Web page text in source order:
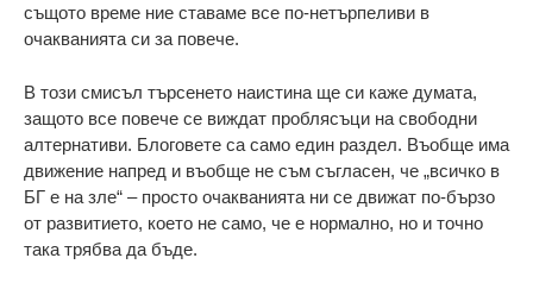
същото време ние ставаме все по-нетърпеливи в
очакванията си за повече.
В този смисъл търсенето наистина ще си каже думата,
защото все повече се виждат проблясъци на свободни
алтернативи. Блоговете са само един раздел. Въобще има
движение напред и въобще не съм съгласен, че „всичко в
БГ е на зле“ – просто очакванията ни се движат по-бързо
от развитието, което не само, че е нормално, но и точно
така трябва да бъде.